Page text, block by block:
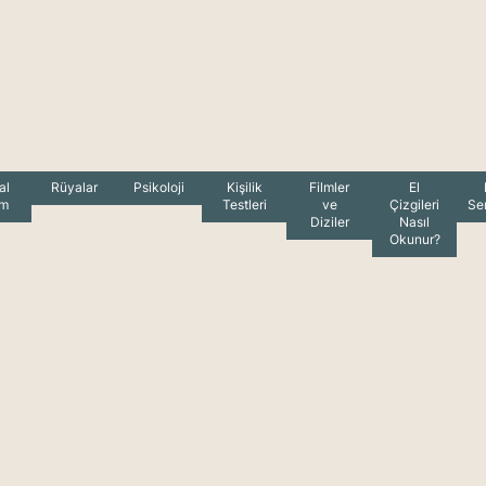
Rüyalar Psikoloji
Kişilik
Testleri
Filmler
ve
Diziler
El
Çizgileri
Nasıl
Okunur?